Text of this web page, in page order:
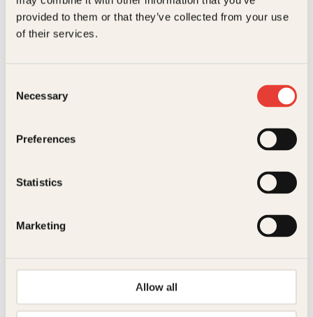
provided to them or that they’ve collected from your use
of their services.
Selection
Necessary
Preferences
Statistics
Marketing
Allow all
k
Nedtegnelser fra en bedreviter –